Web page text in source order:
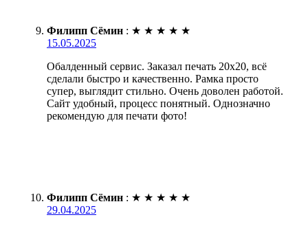
Филипп Сёмин : ★ ★ ★ ★ ★
15.05.2025
Обалденный сервис. Заказал печать 20х20, всё
сделали быстро и качественно. Рамка просто
супер, выглядит стильно. Очень доволен работой.
Сайт удобный, процесс понятный. Однозначно
рекомендую для печати фото!
Филипп Сёмин : ★ ★ ★ ★ ★
29.04.2025